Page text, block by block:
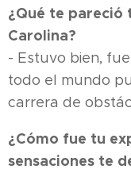
¿Qué te pareció
Carolina?
- Estuvo bien,
todo el mundo
carrera de
¿Cómo fue tu
sensaciones te